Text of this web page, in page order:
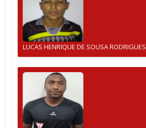
LUCAS HENRIQUE DE SOUSA RODRIGUES